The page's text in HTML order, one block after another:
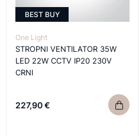
BEST BUY
One Light
STROPNI VENTILATOR 35W
LED 22W CCTV IP20 230V
CRNI
227,90 €